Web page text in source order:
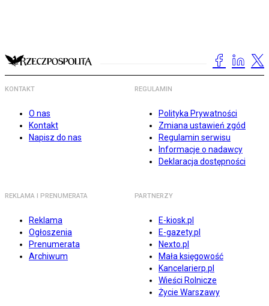
KONTAKT
O nas
Kontakt
Napisz do nas
REGULAMIN
Polityka Prywatności
Zmiana ustawień zgód
Regulamin serwisu
Informacje o nadawcy
Deklaracja dostępności
REKLAMA I PRENUMERATA
Reklama
Ogłoszenia
Prenumerata
Archiwum
PARTNERZY
E-kiosk.pl
E-gazety.pl
Nexto.pl
Mała księgowość
Kancelarierp.pl
Wieści Rolnicze
Życie Warszawy